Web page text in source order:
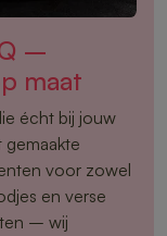
–
maat
écht bij jouw
voor zowel
en verse
– wij